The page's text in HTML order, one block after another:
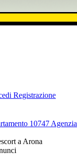
Registrazione
10747 Agenzia
a Arona